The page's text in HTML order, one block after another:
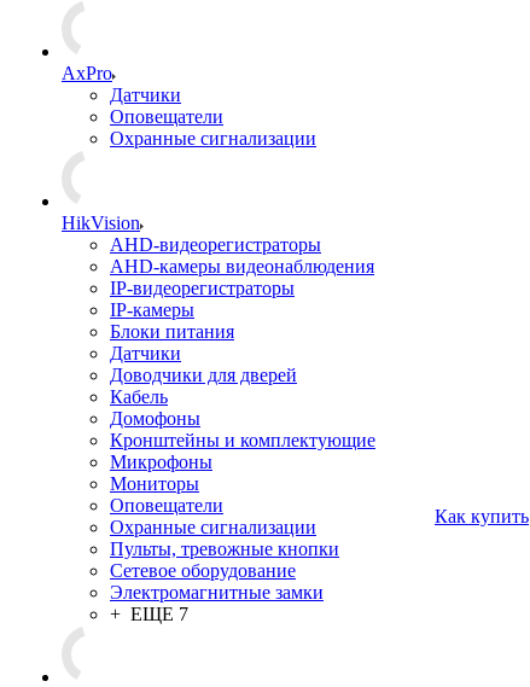
AxPro
Датчики
Оповещатели
Охранные сигнализации
HikVision
AHD-видеорегистраторы
AHD-камеры видеонаблюдения
IP-видеорегистраторы
IP-камеры
Блоки питания
Датчики
Доводчики для дверей
Кабель
Домофоны
Кронштейны и комплектующие
Микрофоны
Мониторы
Оповещатели
Охранные сигнализации
Пульты, тревожные кнопки
Сетевое оборудование
Электромагнитные замки
+ ЕЩЕ 7
Как купить